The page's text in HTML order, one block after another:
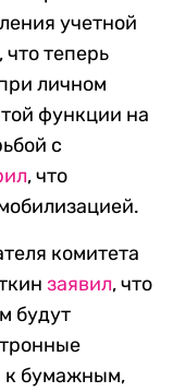
учетной
, что теперь
личном
функции на
с
, что
комитета
заявил, что
будут
к бумажным,